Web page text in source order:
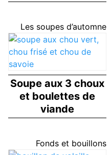
Les soupes d’automne
Soupe aux 3 choux
et boulettes de
viande
Fonds et bouillons